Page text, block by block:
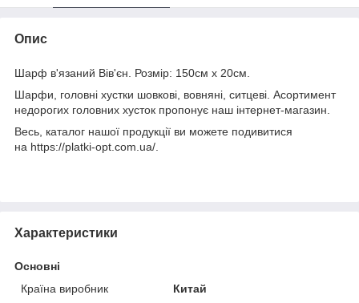
Опис
Шарф в'язаний Вів'єн. Розмір: 150см х 20см.
Шарфи, головні хустки шовкові, вовняні, ситцеві. Асортимент
недорогих головних хусток пропонує наш інтернет-магазин.
Весь, каталог нашої продукції ви можете подивитися
на https://platki-opt.com.ua/.
Характеристики
Основні
Країна виробник
Китай